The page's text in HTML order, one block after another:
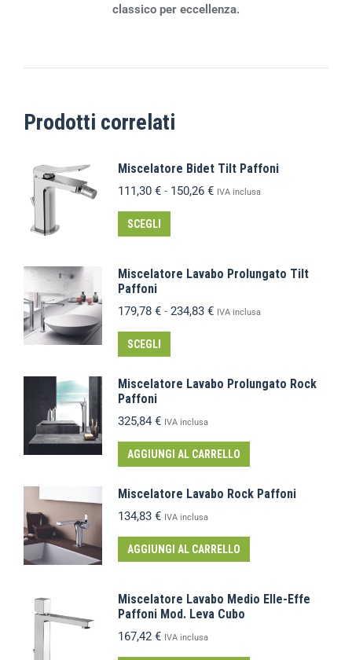
classico per eccellenza.
Prodotti correlati
Miscelatore Bidet Tilt Paffoni
111,30 € - 150,26 € IVA inclusa
SCEGLI
Miscelatore Lavabo Prolungato Tilt
Paffoni
179,78 € - 234,83 € IVA inclusa
SCEGLI
Miscelatore Lavabo Prolungato Rock
Paffoni
325,84 € IVA inclusa
AGGIUNGI AL CARRELLO
Miscelatore Lavabo Rock Paffoni
134,83 € IVA inclusa
AGGIUNGI AL CARRELLO
Miscelatore Lavabo Medio Elle-Effe
Paffoni Mod. Leva Cubo
167,42 € IVA inclusa